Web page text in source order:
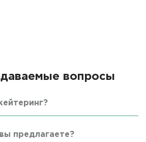
вопросы
предлагаете?